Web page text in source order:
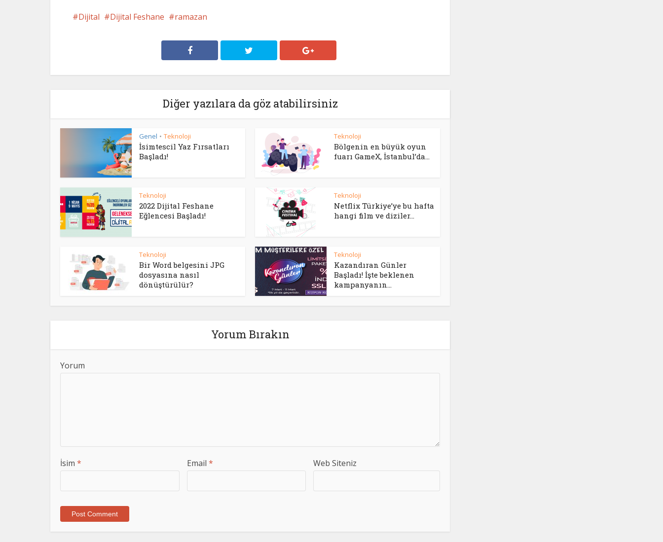
Dijital Dijital Feshane ramazan
Diğer yazılara da göz atabilirsiniz
Genel • Teknoloji
İsimtescil Yaz Fırsatları
Başladı!
Teknoloji
Bölgenin en büyük oyun
fuarı GameX, İstanbul’da...
Teknoloji
2022 Dijital Feshane
Eğlencesi Başladı!
Teknoloji
Netflix Türkiye’ye bu hafta
hangi film ve diziler...
Teknoloji
Bir Word belgesini JPG
dosyasına nasıl
dönüştürülür?
Teknoloji
Kazandıran Günler
Başladı! İşte beklenen
kampanyanın...
Yorum Bırakın
Yorum
İsim * Email * Web Siteniz